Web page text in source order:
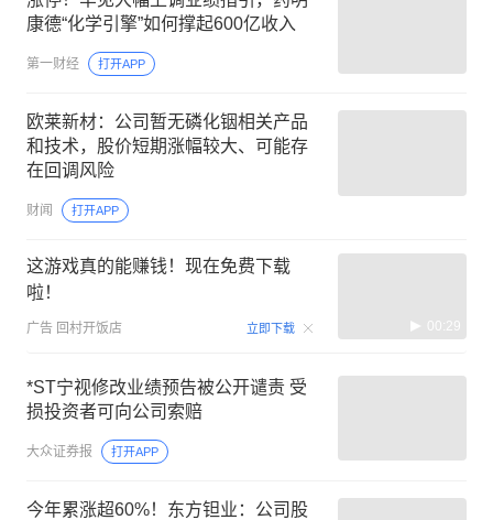
康德“化学引擎”如何撑起600亿收入
第一财经 打开APP
欧莱新材：公司暂无磷化铟相关产品
和技术，股价短期涨幅较大、可能存
在回调风险
财闻 打开APP
这游戏真的能赚钱！现在免费下载
啦！
广告 回村开饭店 立即下载 00:29
*ST宁视修改业绩预告被公开谴责 受
损投资者可向公司索赔
大众证券报 打开APP
今年累涨超60%！东方钽业：公司股